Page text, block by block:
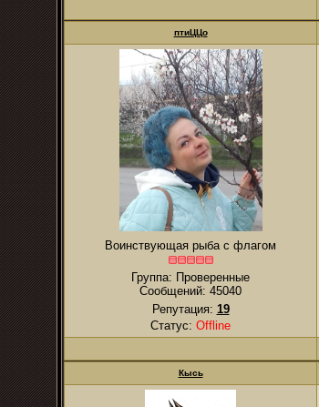
птиЦЦо
Воинствующая рыба с флагом
Группа: Проверенные
Сообщений: 45040
Репутация: 19
Статус: Offline
Кысь